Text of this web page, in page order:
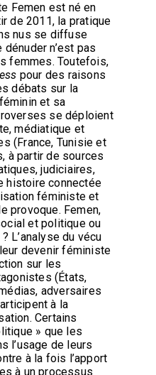
Femen est né en
de 2011, la pratique
nus se diffuse
n’est pas
femmes. Toutefois,
pour des raisons
débats sur la
et sa
se déploient
médiatique et
(France, Tunisie et
à partir de sources
judiciaires,
histoire connectée
féministe et
provoque. Femen,
et politique ou
L’analyse du vécu
devenir féministe
sur les
(États,
adversaires
à la
Certains
» que les
l’usage de leurs
à la fois l’apport
à un processus